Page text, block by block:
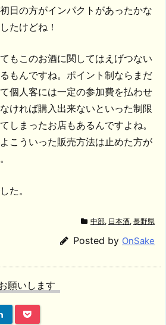
日の方がインパクトがあったかな
たけどね！
もこのお酒に関してはえげつない
もんですね。ポイント制ならまだ
個人客には一定の参加費を払わせ
ければ購入出来ないといった制限
しまったお店もあるんですよね。
こういった販売方法は止めた方が
た。
中部, 日本酒, 長野県
Posted by OnSake
願いします